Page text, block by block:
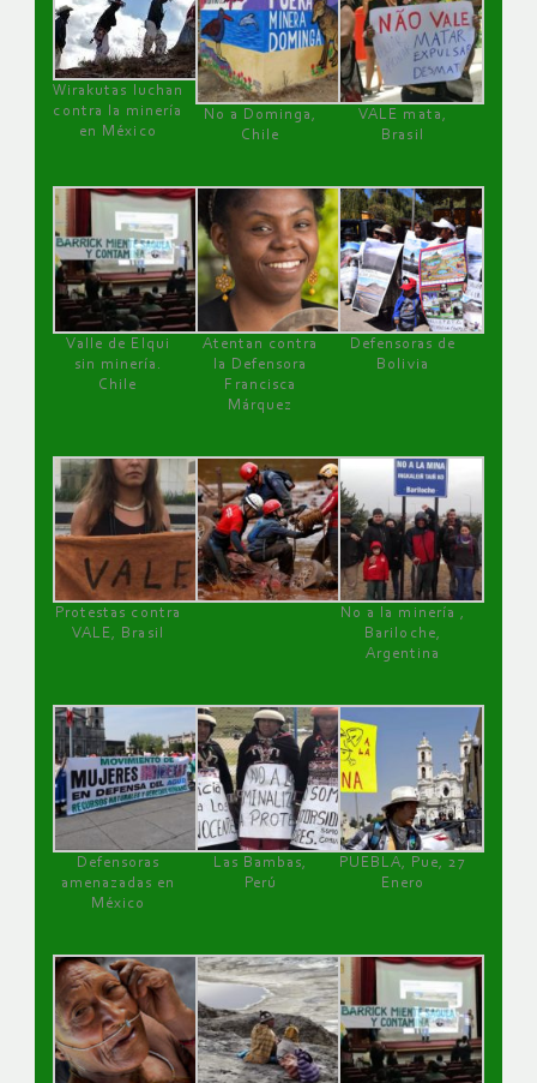
Wirakutas luchan
contra la minería
en México
No a Dominga,
Chile
VALE mata,
Brasil
Valle de Elqui
sin minería.
Chile
Atentan contra
la Defensora
Francisca
Márquez
Defensoras de
Bolivia
Protestas contra
VALE, Brasil
No a la minería ,
Bariloche,
Argentina
Defensoras
amenazadas en
México
Las Bambas,
Perú
PUEBLA, Pue, 27
Enero